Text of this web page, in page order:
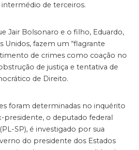
de terceiros.
Jair Bolsonaro e o filho, Eduardo,
Unidos, fazem um “flagrante
de crimes como coação no
de justiça e tentativa de
de Direito.
foram determinadas no inquérito
presidente, o deputado federal
SP), é investigado por sua
do presidente dos Estados